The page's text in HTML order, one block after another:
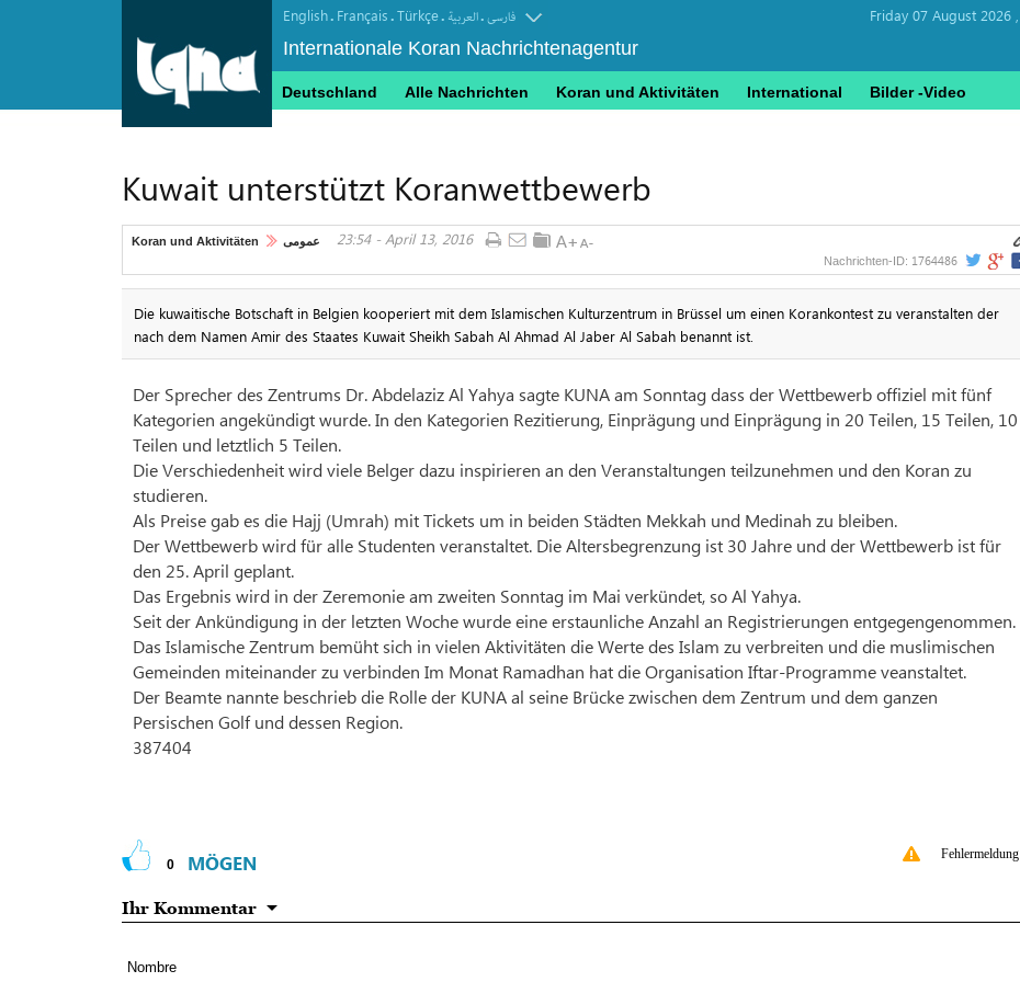
English. Français.Türkçe. العربیة.فارسی
Internationale Koran Nachrichtenagentur
Friday 07 August 2026 ,
Deutschland Alle Nachrichten Koran und Aktivitäten International Bilder -Video
Kuwait unterstützt Koranwettbewerb
Koran und Aktivitäten عمومی 23:54 - April 13, 2016
Nachrichten-ID: 1764486
Die kuwaitische Botschaft in Belgien kooperiert mit dem Islamischen Kulturzentrum in Brüssel um einen Korankontest zu veranstalten der
nach dem Namen Amir des Staates Kuwait Sheikh Sabah Al Ahmad Al Jaber Al Sabah benannt ist.
Der Sprecher des Zentrums Dr. Abdelaziz Al Yahya sagte KUNA am Sonntag dass der Wettbewerb offiziel mit fünf
Kategorien angekündigt wurde. In den Kategorien Rezitierung, Einprägung und Einprägung in 20 Teilen, 15 Teilen, 10
Teilen und letztlich 5 Teilen.
Die Verschiedenheit wird viele Belger dazu inspirieren an den Veranstaltungen teilzunehmen und den Koran zu
studieren.
Als Preise gab es die Hajj (Umrah) mit Tickets um in beiden Städten Mekkah und Medinah zu bleiben.
Der Wettbewerb wird für alle Studenten veranstaltet. Die Altersbegrenzung ist 30 Jahre und der Wettbewerb ist für
den 25. April geplant.
Das Ergebnis wird in der Zeremonie am zweiten Sonntag im Mai verkündet, so Al Yahya.
Seit der Ankündigung in der letzten Woche wurde eine erstaunliche Anzahl an Registrierungen entgegengenommen.
Das Islamische Zentrum bemüht sich in vielen Aktivitäten die Werte des Islam zu verbreiten und die muslimischen
Gemeinden miteinander zu verbinden Im Monat Ramadhan hat die Organisation Iftar-Programme veanstaltet.
Der Beamte nannte beschrieb die Rolle der KUNA al seine Brücke zwischen dem Zentrum und dem ganzen
Persischen Golf und dessen Region.
387404
0 MÖGEN Fehlermeldung
Ihr Kommentar
Nombre